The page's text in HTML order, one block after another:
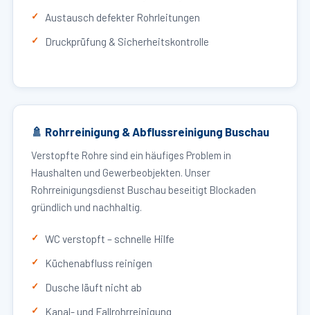
Austausch defekter Rohrleitungen
Druckprüfung & Sicherheitskontrolle
🚿 Rohrreinigung & Abflussreinigung Buschau
Verstopfte Rohre sind ein häufiges Problem in
Haushalten und Gewerbeobjekten. Unser
Rohrreinigungsdienst Buschau beseitigt Blockaden
gründlich und nachhaltig.
WC verstopft – schnelle Hilfe
Küchenabfluss reinigen
Dusche läuft nicht ab
Kanal- und Fallrohrreinigung